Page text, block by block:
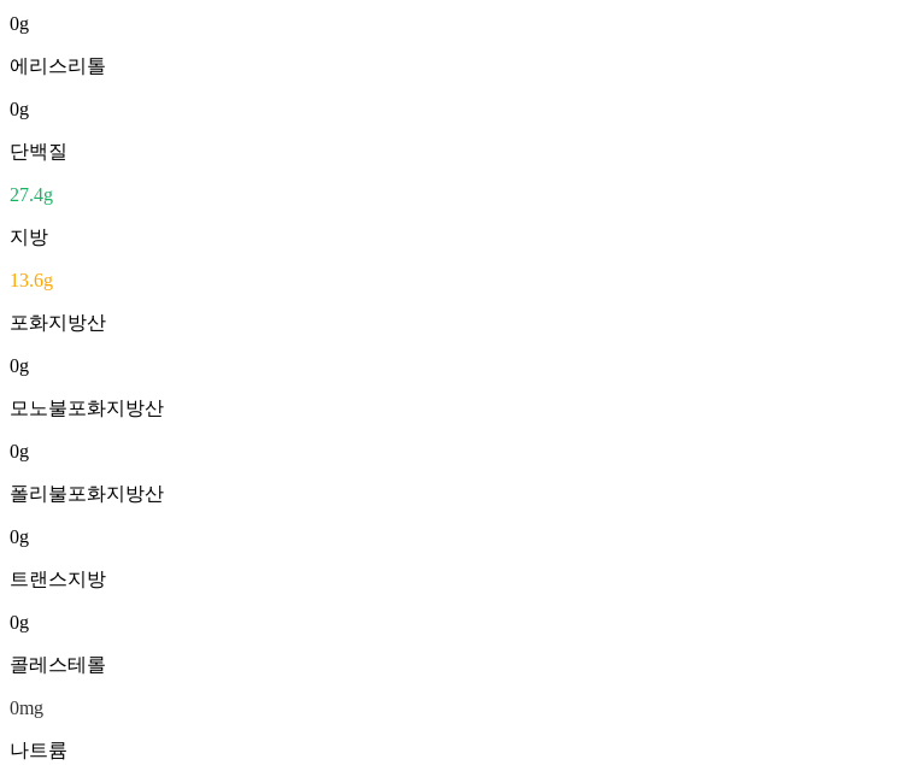
0g
에리스리톨
0g
단백질
27.4g
지방
13.6g
포화지방산
0g
모노불포화지방산
0g
폴리불포화지방산
0g
트랜스지방
0g
콜레스테롤
0mg
나트륨